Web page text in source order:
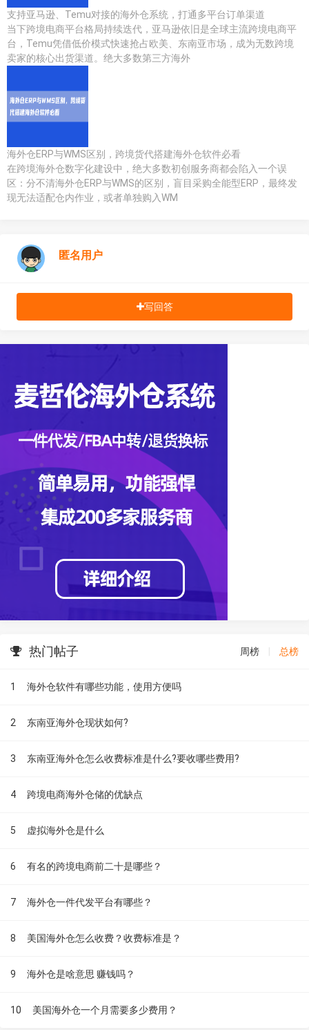
支持亚马逊、Temu对接的海外仓系统，打通多平台订单渠道
当下跨境电商平台格局持续迭代，亚马逊依旧是全球主流跨境电商平
台，Temu凭借低价模式快速抢占欧美、东南亚市场，成为无数跨境
卖家的核心出货渠道。绝大多数第三方海外
海外仓ERP与WMS区别，跨境货代搭建海外仓软件必看
在跨境海外仓数字化建设中，绝大多数初创服务商都会陷入一个误
区：分不清海外仓ERP与WMS的区别，盲目采购全能型ERP，最终发
现无法适配仓内作业，或者单独购入WM
匿名用户
写回答
热门帖子 周榜 总榜
1 海外仓软件有哪些功能，使用方便吗
2 东南亚海外仓现状如何?
3 东南亚海外仓怎么收费标准是什么?要收哪些费用?
4 跨境电商海外仓储的优缺点
5 虚拟海外仓是什么
6 有名的跨境电商前二十是哪些？
7 海外仓一件代发平台有哪些？
8 美国海外仓怎么收费？收费标准是？
9 海外仓是啥意思 赚钱吗？
10 美国海外仓一个月需要多少费用？